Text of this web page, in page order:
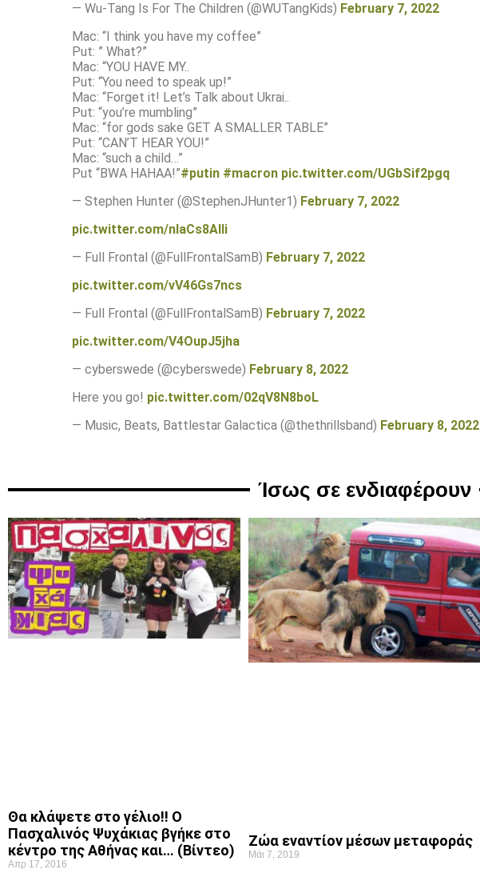
— Wu-Tang Is For The Children (@WUTangKids) February 7, 2022
Mac: “I think you have my coffee”
Put: ” What?”
Mac: “YOU HAVE MY..
Put: “You need to speak up!”
Mac: “Forget it! Let’s Talk about Ukrai..
Put: “you’re mumbling”
Mac: “for gods sake GET A SMALLER TABLE”
Put: “CAN’T HEAR YOU!”
Mac: “such a child…”
Put “BWA HAHAA!”#putin #macron pic.twitter.com/UGbSif2pgq
— Stephen Hunter (@StephenJHunter1) February 7, 2022
pic.twitter.com/nIaCs8AIIi
— Full Frontal (@FullFrontalSamB) February 7, 2022
pic.twitter.com/vV46Gs7ncs
— Full Frontal (@FullFrontalSamB) February 7, 2022
pic.twitter.com/V4OupJ5jha
— cyberswede (@cyberswede) February 8, 2022
Here you go! pic.twitter.com/02qV8N8boL
— Music, Beats, Battlestar Galactica (@thethrillsband) February 8, 2022
Ίσως σε ενδιαφέρουν
Θα κλάψετε στο γέλιο!! Ο
Πασχαλινός Ψυχάκιας βγήκε στο
κέντρο της Αθήνας και… (Βίντεο)
Απρ 17, 2016
Ζώα εναντίον μέσων μεταφοράς
Μάι 7, 2019